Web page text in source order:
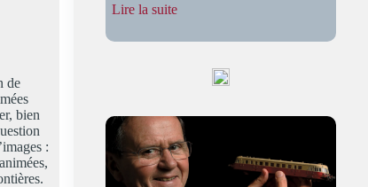
de
bien
:
Lire la suite:
des